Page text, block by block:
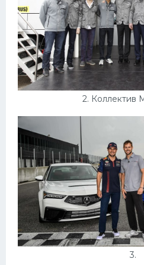
2. Коллектив
3.
Интерьеры квартир